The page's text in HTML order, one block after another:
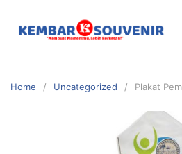
Home Uncategorized Plakat